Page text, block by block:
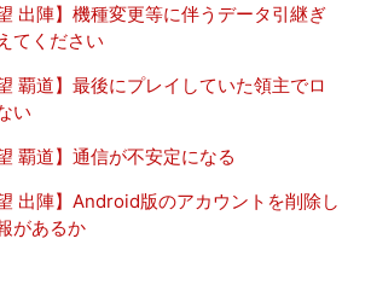
出陣】機種変更等に伴うデータ引継ぎ
てください
覇道】最後にプレイしていた領主でロ
い
覇道】通信が不安定になる
出陣】Android版のアカウントを削除し
があるか